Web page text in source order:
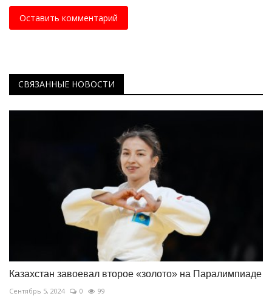
Оставить комментарий
СВЯЗАННЫЕ НОВОСТИ
Казахстан завоевал второе «золото» на Паралимпиаде
Сентябрь 5, 2024 0 99